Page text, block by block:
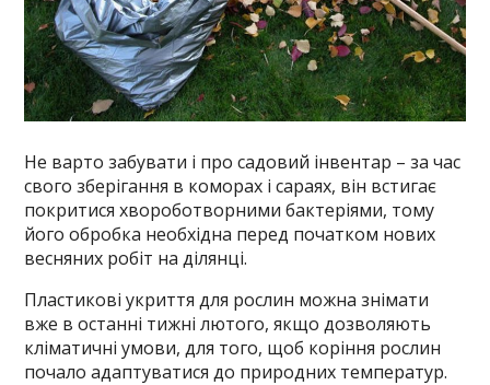
Не варто забувати і про садовий інвентар – за час
свого зберігання в коморах і сараях, він встигає
покритися хвороботворними бактеріями, тому
його обробка необхідна перед початком нових
весняних робіт на ділянці.
Пластикові укриття для рослин можна знімати
вже в останні тижні лютого, якщо дозволяють
кліматичні умови, для того, щоб коріння рослин
почало адаптуватися до природних температур.